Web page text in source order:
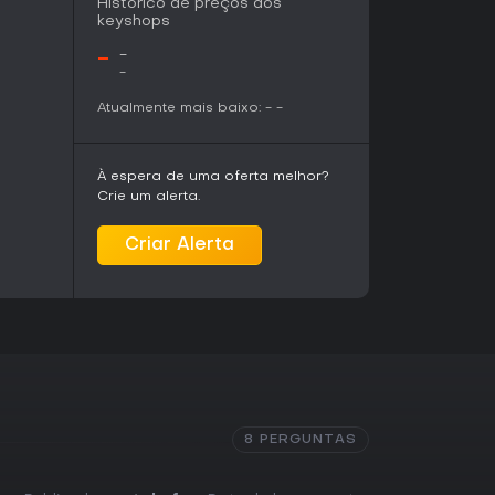
diferente de sua contraparte paralela,
ao lado de arquétipos de
o grupo por eventos que exploram temas
humor e momentos marcantes surgindo do
as regras e os habitantes do mundo. Os
natural ao ambiente, exigindo
tensão conforme os capítulos avançam.
Histórico de preços dos
keyshops
- -
-
Atualmente mais baixo: - -
À espera de uma oferta melhor?
Crie um alerta.
Criar Alerta
8 PERGUNTAS